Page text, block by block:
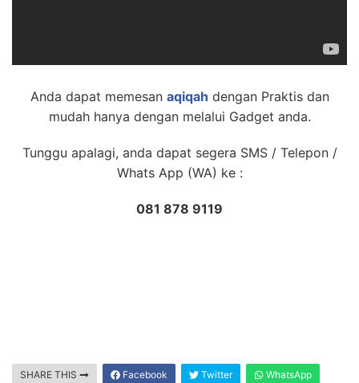
Anda dapat memesan aqiqah dengan Praktis dan
mudah hanya dengan melalui Gadget anda.
Tunggu apalagi, anda dapat segera SMS / Telepon /
Whats App (WA) ke :
081 878 9119
SHARE THIS Facebook Twitter WhatsApp